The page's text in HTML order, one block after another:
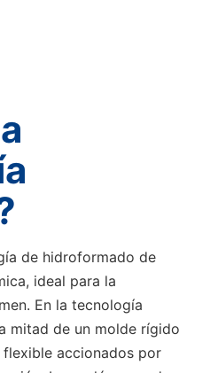
de hidroformado de
ideal para la
En la tecnología
mitad de un molde rígido
accionados por